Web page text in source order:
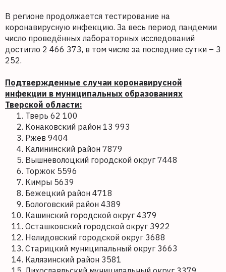
В регионе продолжается тестирование на
коронавирусную инфекцию. За весь период пандемии
число проведённых лабораторных исследований
достигло 2 466 373, в том числе за последние сутки – 3
252.
Подтвержденные случаи коронавирусной
инфекции в муниципальных образованиях
Тверской области:
Тверь 62 100
Конаковский район 13 993
Ржев 9404
Калининский район 7879
Вышневолоцкий городской округ 7448
Торжок 5596
Кимры 5639
Бежецкий район 4718
Бологовский район 4389
Кашинский городской округ 4379
Осташковский городской округ 3922
Нелидовский городской округ 3688
Старицкий муниципальный округ 3663
Калязинский район 3581